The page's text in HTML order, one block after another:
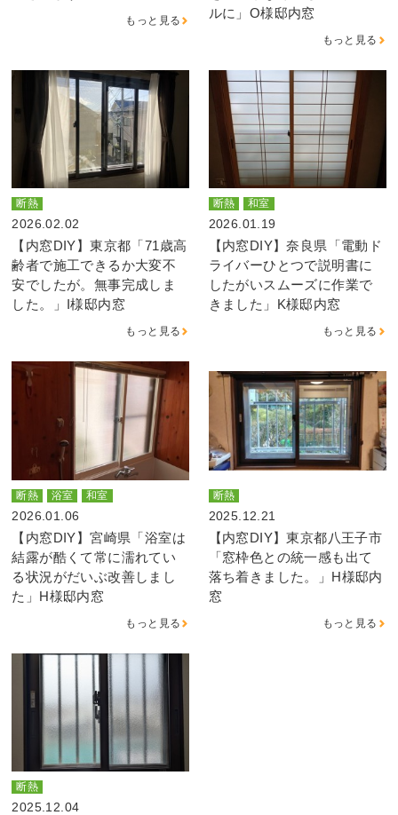
もっと見る
ルに」O様邸内窓
もっと見る
断熱
2026.02.02
【内窓DIY】東京都「71歳高
齢者で施工できるか大変不
安でしたが。無事完成しま
した。」I様邸内窓
もっと見る
断熱 和室
2026.01.19
【内窓DIY】奈良県「電動ド
ライバーひとつで説明書に
したがいスムーズに作業で
きました」K様邸内窓
もっと見る
断熱 浴室 和室
2026.01.06
【内窓DIY】宮崎県「浴室は
結露が酷くて常に濡れてい
る状況がだいぶ改善しまし
た」H様邸内窓
もっと見る
断熱
2025.12.21
【内窓DIY】東京都八王子市
「窓枠色との統一感も出て
落ち着きました。」H様邸内
窓
もっと見る
断熱
2025.12.04